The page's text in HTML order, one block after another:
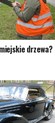
drzewa?